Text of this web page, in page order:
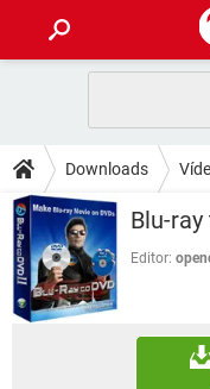
CELULAR
OUTLOOK
INSTAGRAM
GUIA DE COMPRAS
DICAS
JOGOS
CELULAR
OUTLOOK
INSTAGRAM
DOWNLOADS
JOGOS
CELULAR
FÓRUM
JOGOS
Downloads
Blu-
Editor: